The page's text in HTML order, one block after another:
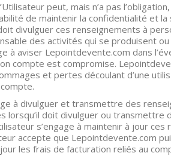
peut, mais n’a pas
de maintenir la confidentialité et
divulguer ces renseignements à
des activités qui se produisent
à aviser Lepointdevente.com dans
compte est compromise.
et pertes découlant d’une
à divulguer et transmettre des
lorsqu’il doit divulguer ou transmettre
s’engage à maintenir à jour
accepte que Lepointdevente.com
les frais de facturation reliés au